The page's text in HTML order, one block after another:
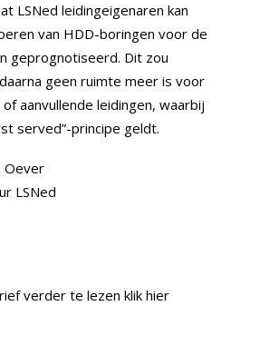
LSNed leidingeigenaren kan
van HDD-boringen voor de
geprognotiseerd. Dit zou
geen ruimte meer is voor
aanvullende leidingen, waarbij
served”-principe geldt.
Oever
LSNed
verder te lezen klik hier